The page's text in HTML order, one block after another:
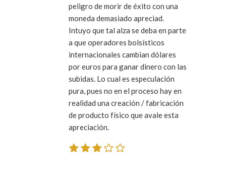
peligro de morir de éxito con una
moneda demasiado apreciad.
Intuyo que tal alza se deba en parte
a que operadores bolsísticos
internacionales cambian dólares
por euros para ganar dinero con las
subidas. Lo cual es especulación
pura, pues no en el proceso hay en
realidad una creación / fabricación
de producto físico que avale esta
apreciación.